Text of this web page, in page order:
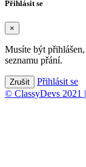
Přihlásit se
×
Musíte být
seznamu přání.
Zrušit
Přihlásit se
© ClassyDevs 2021